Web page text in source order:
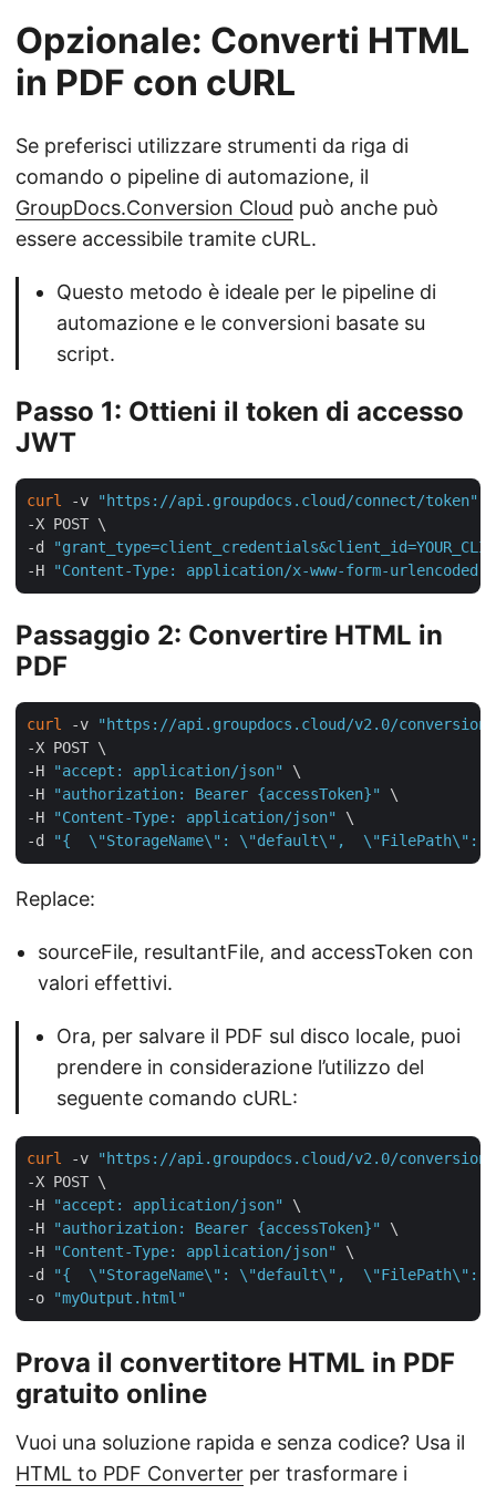
Opzionale: Converti HTML
in PDF con cURL
Se preferisci utilizzare strumenti da riga di
comando o pipeline di automazione, il
GroupDocs.Conversion Cloud può anche può
essere accessibile tramite cURL.
Questo metodo è ideale per le pipeline di
automazione e le conversioni basate su
script.
Passo 1: Ottieni il token di accesso
JWT
curl -v "https://api.groupdocs.cloud/connect/token"
-X POST \
-d
-H
"Content-Type: application/x-www-form-urlencoded"
Passaggio 2: Convertire HTML in
PDF
curl -v
"https://api.groupdocs.cloud/v2.0/conversion"
-X POST \
-H
"accept: application/json"
\
-H
"authorization: Bearer {accessToken}"
\
-H
"Content-Type: application/json"
\
-d
"{  \"StorageName\": \"default\",  \"FilePath\":
Replace:
sourceFile, resultantFile, and accessToken con
valori effettivi.
Ora, per salvare il PDF sul disco locale, puoi
prendere in considerazione l’utilizzo del
seguente comando cURL:
curl -v
"https://api.groupdocs.cloud/v2.0/conversion"
-X POST \
-H
"accept: application/json"
\
-H
"authorization: Bearer {accessToken}"
\
-H
"Content-Type: application/json"
\
-d
"{  \"StorageName\": \"default\",
-o
"myOutput.html"
Prova il convertitore HTML in PDF
gratuito online
Vuoi una soluzione rapida e senza codice? Usa il
HTML to PDF Converter per trasformare i